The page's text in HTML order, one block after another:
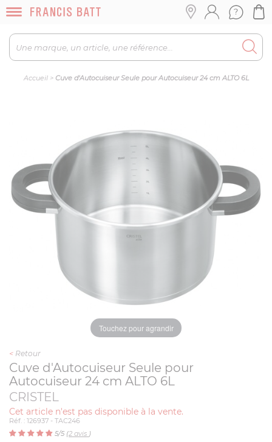
Accueil> Cuve d'Autocuiseur Seule pour Autocuiseur 24 cm ALTO 6L
Touchez pour agrandir
< Retour
Cuve d'Autocuiseur Seule pour
Autocuiseur 24 cm ALTO 6L
CRISTEL
Cet article n'est pas disponible à la vente.
Réf. : 126937 - TAC246
5/5 (2 avis )